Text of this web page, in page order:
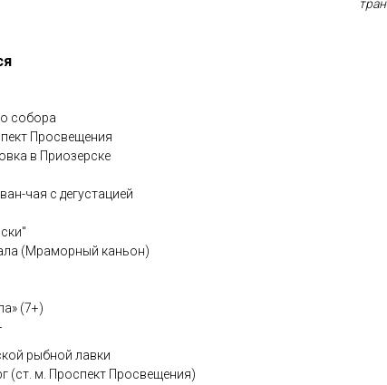
собора
Просвещения
в Приозерске
чая с дегустацией
(Мраморный каньон)
(7+)
рыбной лавки
(ст. м. Проспект Просвещения)